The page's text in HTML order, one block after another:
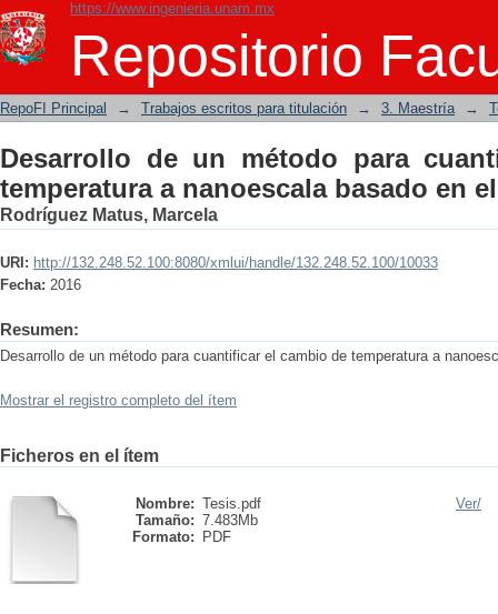
https://www.ingenieria.unam.mx
Repositorio
Desarrollo de un método para
basado en el efecto fototérmico.
RepoFI Principal → Trabajos escritos para titulación → 3. Maestría →
Desarrollo de un método para
temperatura a nanoescala basado en
Rodríguez Matus, Marcela
URI: http://132.248.52.100:8080/xmlui/handle/132.248.52.100/10033
Fecha: 2016
Resumen:
Desarrollo de un método para cuantificar el cambio de temperatura a
Mostrar el registro completo del ítem
Ficheros en el ítem
Nombre: Tesis.pdf
Tamaño: 7.483Mb
Formato:
PDF
Ver/